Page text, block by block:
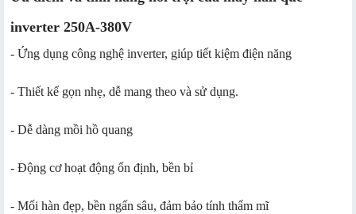
inverter 250A-380V
- Ứng dụng công nghệ inverter, giúp tiết kiệm điện năng
- Thiết kế gọn nhẹ, dễ mang theo và sử dụng.
- Dễ dàng mồi hồ quang
- Động cơ hoạt động ổn định, bền bỉ
- Mối hàn đẹp, bền ngấn sâu, đảm bảo tính thẩm mĩ